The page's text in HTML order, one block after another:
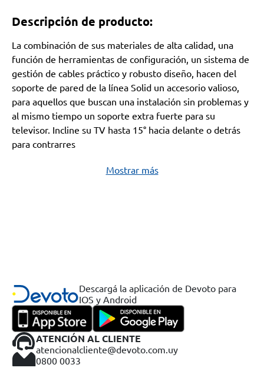
Descripción de producto:
La combinación de sus materiales de alta calidad, una
función de herramientas de configuración, un sistema de
gestión de cables práctico y robusto diseño, hacen del
soporte de pared de la línea Solid un accesorio valioso,
para aquellos que buscan una instalación sin problemas y
al mismo tiempo un soporte extra fuerte para su
televisor. Incline su TV hasta 15° hacia delante o detrás
para contrarres
Mostrar más
Descargá la aplicación de Devoto para
IOS y Android
ATENCIÓN AL CLIENTE
atencionalcliente@devoto.com.uy
0800 0033